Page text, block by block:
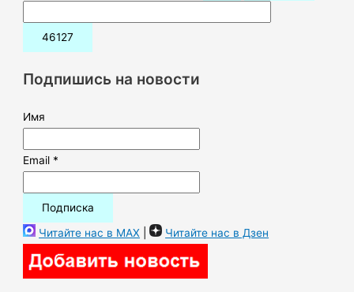
и
:Подпишись на новости
Имя
Email *
Читайте нас в MAX | Читайте нас в Дзен